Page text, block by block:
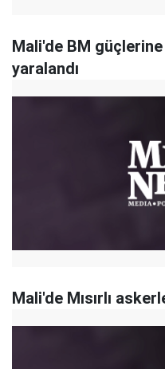
Mali'de BM güçlerine
yaralandı
Mali'de Mısırlı